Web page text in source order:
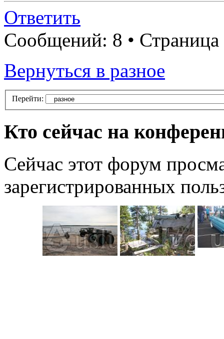
Ответить
Сообщений: 8 • Страница
Вернуться в разное
Перейти:
Кто сейчас на
Сейчас этот форум
зарегистрированных